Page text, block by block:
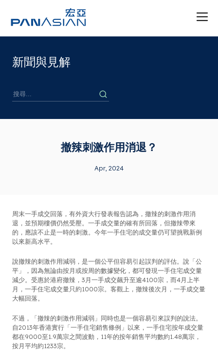
新聞與見解
撤辣刺激作用消退？
Apr, 2024
周末一手成交回落，有外資大行發表報告認為，撤辣的刺激作用消
退，並預期樓價仍然受壓。一手成交量的確有所回落，但撤辣帶來
的，應該不止是一時的刺激。今年一手住宅的成交量仍可望挑戰新例
以來新高水平。
說撤辣的刺激作用減弱，是一個公平但容易引起誤判的評估。說「公
平」，因為無論由按月或按周的數據變化，都可發現一手住宅成交量
減少。受惠於港府撤辣，3月一手成交飆升至逾4100宗，而4月上半
月，一手住宅成交量只約1000宗。客觀上，撤辣後次月，一手成交量
大幅回落。
不過，「撤辣的刺激作用減弱」同時也是一個容易引來誤判的說法。
自2013年香港實行「一手住宅銷售條例」以來，一手住宅按年成交量
都在9000至1.9萬宗之間波動，11年的按年銷售平均數約1.48萬宗，
按月平均約1233宗。